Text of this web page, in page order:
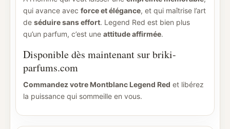
qui avance avec force et élégance, et qui maîtrise l’art
de séduire sans effort. Legend Red est bien plus
qu’un parfum, c’est une attitude affirmée.
Disponible dès maintenant sur briki-
parfums.com
Commandez votre Montblanc Legend Red et libérez
la puissance qui sommeille en vous.